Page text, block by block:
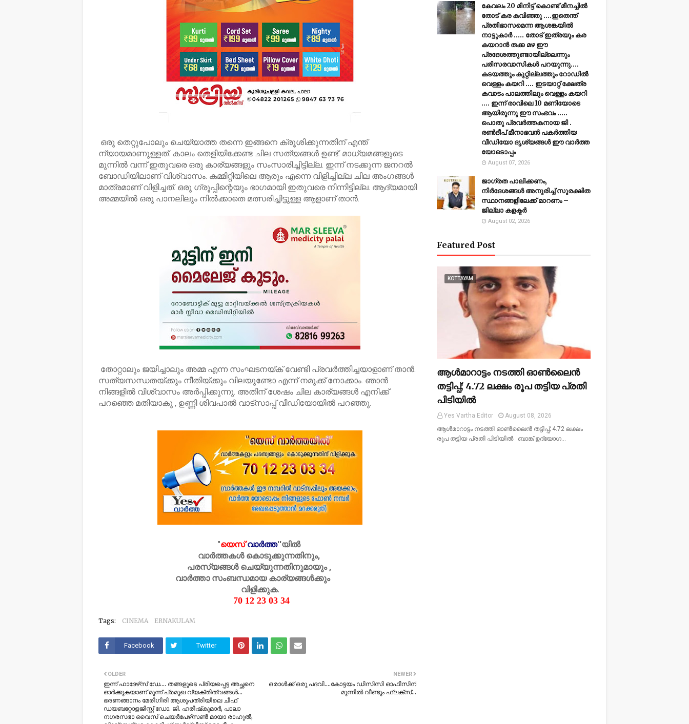
ഒരു തെറ്റുപോലും ചെയ്യാത്ത തന്നെ ഇങ്ങനെ ക്രൂശിക്കുന്നതിന് എന്ത്
ന്യായമാണുള്ളത്. കാലം തെളിയിക്കേണ്ട ചില സത്യങ്ങൾ ഉണ്ട്. മാധ്യമങ്ങളുടെ
മുന്നിൽ വന്ന് ഇതുവരെ ഒരു കാര്യങ്ങളും സംസാരിച്ചിട്ടില്ല. ഇന്ന് നടക്കുന്ന ജനറൽ
ബോഡിയിലാണ് വിശ്വാസം. കമ്മിറ്റിയിലെ ആരും എന്നെ വിളിച്ചില്ല ചില അംഗങ്ങൾ
മാത്രമാണ് വിളിച്ചത്. ഒരു ഗ്രൂപ്പിന്റെയും ഭാഗമായി ഇതുവരെ നിന്നിട്ടില്ല. ആദ്യമായി
അമ്മയിൽ ഒരു പാനലിലും നിൽക്കാതെ മത്സരിച്ചിട്ടുള്ള ആളാണ് താൻ.
തോറ്റാലും ജയിച്ചാലും അമ്മ എന്ന സംഘടനയ്ക് വേണ്ടി പ്രവർത്തിച്ചയാളാണ് താൻ.
സത്യസന്ധതയ്ക്കും നീതിയ്ക്കും വിലയുണ്ടോ എന്ന് നമുക്ക് നോക്കാം. ഞാൻ
നിങ്ങളിൽ വിശ്വാസം അർപ്പിക്കുന്നു. അതിന് ശേഷം ചില കാര്യങ്ങൾ എനിക്ക്
പറഞ്ഞെ മതിയാകൂ , ഉണ്ണി ശിവപാൽ വാട്സാപ്പ് വീഡിയോയിൽ പറഞ്ഞു.
"യെസ് വാർത്ത''യിൽ
വാർത്തകൾ കൊടുക്കുന്നതിനും,
പരസ്യങ്ങൾ ചെയ്യുന്നതിനുമായും ,
വാർത്താ സംബന്ധമായ കാര്യങ്ങൾക്കും
വിളിക്കുക.
70 12 23 03 34
Tags: CINEMA ERNAKULAM
Facebook Twitter
NEWER
ഒരാൾക്ക് ഒരു പദവി....കോട്ടയം ഡിസിസി ഓഫീസിന്
മുന്നിൽ വീണ്ടും ഫ്ലക്സ്…
OLDER
ഇന്ന് ഫാദേഴ്‌സ് ഡേ.... തങ്ങളുടെ പ്രിയപ്പെട്ട അച്ഛനെ
ഓര്‍ക്കുകയാണ് മൂന്ന് പ്രമുഖ വ്യക്തിത്വങ്ങള്‍...
ഭരണങ്ങാനം മേരിഗിരി ആശുപത്രിയിലെ ചീഫ്
ഡയബറ്റോളജിസ്റ്റ്‌ ഡോ. ജി. ഹരീഷ്‌കുമാര്‍, പാലാ
നഗരസഭാ വൈസ് ചെയര്‍പേഴ്‌സണ്‍ മായാ രാഹുല്‍,
കേവലം 20 മിനിട്ട് കൊണ്ട് മീനച്ചിൽ
തോട് കര കവിഞ്ഞു ....ഇതെന്ത്
പ്രതിഭാസമെന്ന ആശങ്കയിൽ
നാട്ടുകാർ ..... തോട് ഇത്രയും കര
കയറാൻ തക്ക മഴ ഈ
പ്രദേശത്തുണ്ടായില്ലെന്നും
പരിസരവാസികൾ പറയുന്നു....
കടയത്തും കുറ്റില്ലത്തും റോഡിൽ
വെള്ളം കയറി .... ഇടയാറ്റ് ക്ഷേത്ര
കവാടം പാലത്തിലും വെള്ളം കയറി
.... ഇന്ന് രാവിലെ 10 മണിയോടെ
ആയിരുന്നു ഈ സംഭവം .....
പൊതു പ്രവർത്തകനായ ജി .
രൺദീപ് മീനാഭവൻ പകർത്തിയ
വീഡിയോ ദൃശ്യങ്ങൾ ഈ വാർത്ത
യോടൊപ്പം
August 07, 2026
ജാഗ്രത പാലിക്കണം,
നിര്‍ദേശങ്ങള്‍ അനുരിച്ച് സുരക്ഷിത
സ്ഥാനങ്ങളിലേക്ക് മാറണം –
ജില്ലാ കളക്ടർ
August 02, 2026
Featured Post
KOTTAYAM
ആൾമാറാട്ടം നടത്തി ഓൺലൈൻ
തട്ടിപ്പ്; 4.72 ലക്ഷം രൂപ തട്ടിയ പ്രതി
പിടിയിൽ
Yes Vartha Editor
August 08, 2026
ആൾമാറാട്ടം നടത്തി ഓൺലൈൻ തട്ടിപ്പ്; 4.72 ലക്ഷം
രൂപ തട്ടിയ പ്രതി പിടിയിൽ ബാങ്ക് ഉദ്യോഗ…